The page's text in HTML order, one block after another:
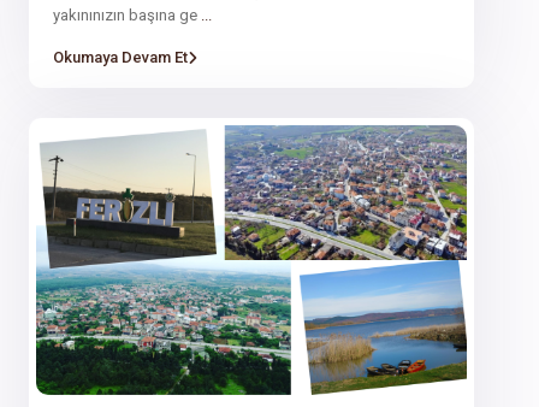
yakınınızın başına ge ...
Okumaya Devam Et